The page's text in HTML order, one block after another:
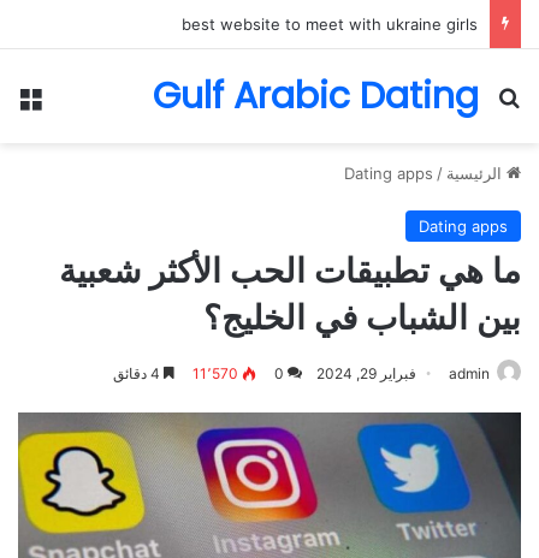
best website to meet with ukraine girls
Gulf Arabic Dating
بحث عن
الرئيسية /
Dating apps
Dating apps
ما هي تطبيقات الحب الأكثر شعبية
بين الشباب في الخليج؟
admin فبراير 29, 2024 0 11٬570